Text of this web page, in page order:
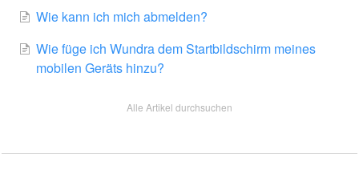
Wie kann ich mich abmelden?
Wie füge ich Wundra dem Startbildschirm meines
mobilen Geräts hinzu?
Alle Artikel durchsuchen